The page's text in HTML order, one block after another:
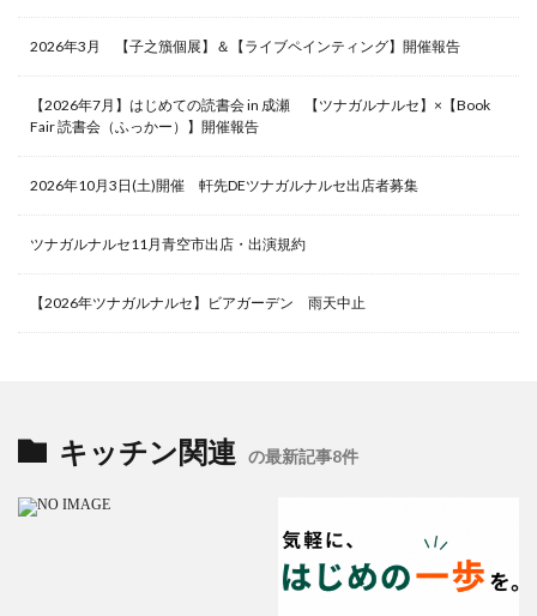
2026年3月 【子之籏個展】＆【ライブペインティング】開催報告
【2026年7月】はじめての読書会 in 成瀬 【ツナガルナルセ】×【Book
Fair 読書会（ふっかー）】開催報告
2026年10月3日(土)開催 軒先DEツナガルナルセ出店者募集
ツナガルナルセ11月青空市出店・出演規約
【2026年ツナガルナルセ】ビアガーデン 雨天中止
キッチン関連 の最新記事8件